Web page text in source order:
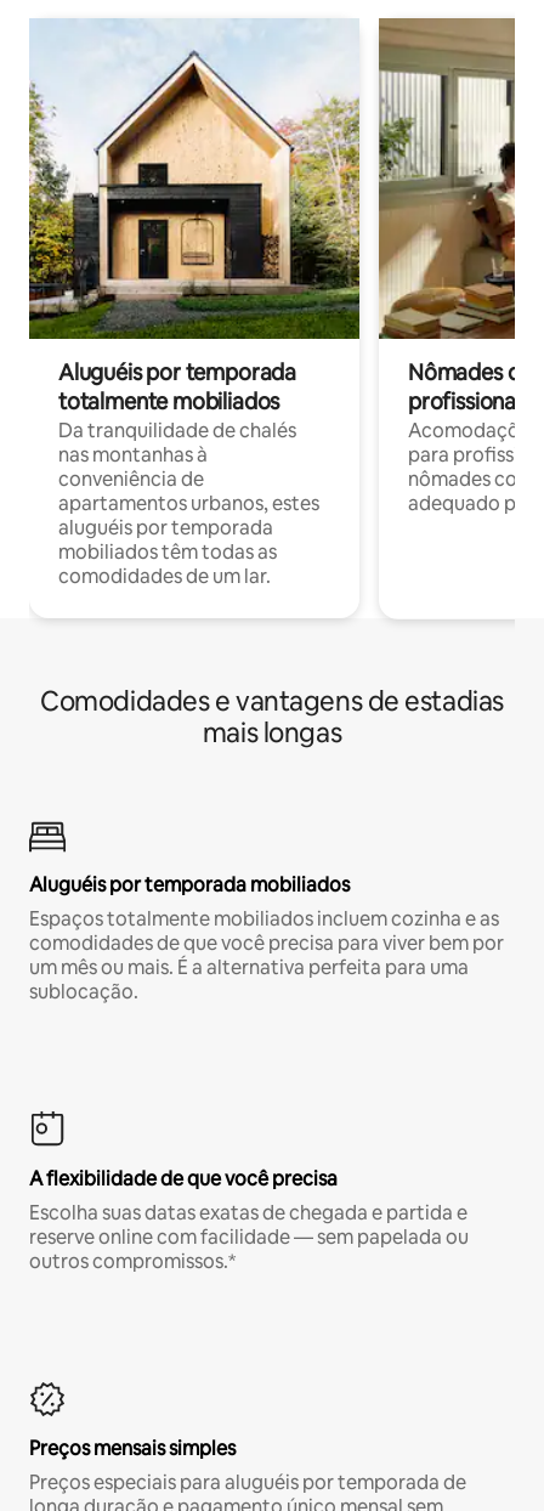
Aluguéis por temporada
totalmente mobiliados
Da tranquilidade de chalés
nas montanhas à
conveniência de
apartamentos urbanos, estes
aluguéis por temporada
mobiliados têm todas as
comodidades de um lar.
Nômades
profissionais
para
nômades com
adequado
Comodidades e vantagens de estadias
mais longas
Aluguéis por temporada mobiliados
Espaços totalmente mobiliados incluem cozinha e as
comodidades de que você precisa para viver bem por
um mês ou mais. É a alternativa perfeita para uma
sublocação.
A flexibilidade de que você precisa
Escolha suas datas exatas de chegada e partida e
reserve online com facilidade — sem papelada ou
outros compromissos.*
Preços mensais simples
Preços especiais para aluguéis por temporada de